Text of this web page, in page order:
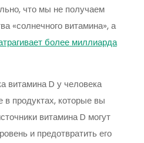
что мы не получаем
«солнечного витамина», а
более миллиарда
витамина D у человека
в продуктах, которые вы
витамина D могут
и предотвратить его